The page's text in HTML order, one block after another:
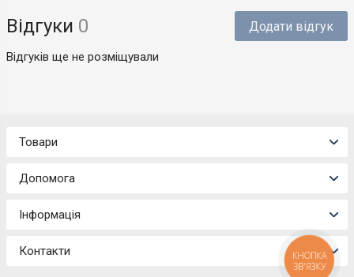
Відгуки 0 Додати відгук
Відгуків ще не розміщували
Товари
Допомога
Інформація
Контакти
КНОПКА
ЗВ'ЯЗКУ